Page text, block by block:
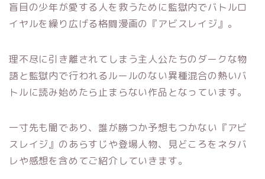
盲目の少年が愛する人を救うために監獄内でバトルロ
イヤルを繰り広げる格闘漫画の『アビスレイジ』。
理不尽に引き離されてしまう主人公たちのダークな物
語と監獄内で行われるルールのない異種混合の熱いバ
トルに読み始めたら止まらない作品となっています。
一寸先も闇であり、誰が勝つか予想もつかない『アビ
スレイジ』のあらすじや登場人物、見どころをネタバ
レや感想を含めてご紹介していきます。